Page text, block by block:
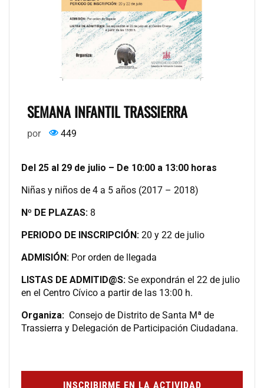
SEMANA INFANTIL TRASSIERRA
por 449
Del 25 al 29 de julio – De 10:00 a 13:00 horas
Niñas y niños de 4 a 5 años (2017 – 2018)
Nº DE PLAZAS: 8
PERIODO DE INSCRIPCIÓN: 20 y 22 de julio
ADMISIÓN: Por orden de llegada
LISTAS DE ADMITID@S: Se expondrán el 22 de julio
en el Centro Cívico a partir de las 13:00 h.
Organiza: Consejo de Distrito de Santa Mª de
Trassierra y Delegación de Participación Ciudadana.
INSCRIBIRME EN LA ACTIVIDAD